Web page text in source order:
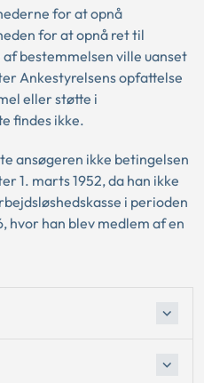
for at opnå
for at opnå ret til
bestemmelsen ville uanset
Ankestyrelsens opfattelse
eller støtte i
findes ikke.
ansøgeren ikke betingelsen
1. marts 1952, da han ikke
i perioden
hvor han blev medlem af en